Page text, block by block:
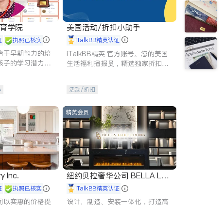
学院
执照已核实
于早期能力的培
子的学习潜力和
美国活动/折扣小助手
iTalkBB精英认证
iTalkBB精英 官方账号。您的美国
生活福利播报员，精选独家折扣、
活动/折扣
Inc.
执照已核实
以实惠的价格提
精英会员
纽约贝拉奢华公司 BELLA LUX
E iTalkBB精英认证
设计、制造、安装一体化，打造高